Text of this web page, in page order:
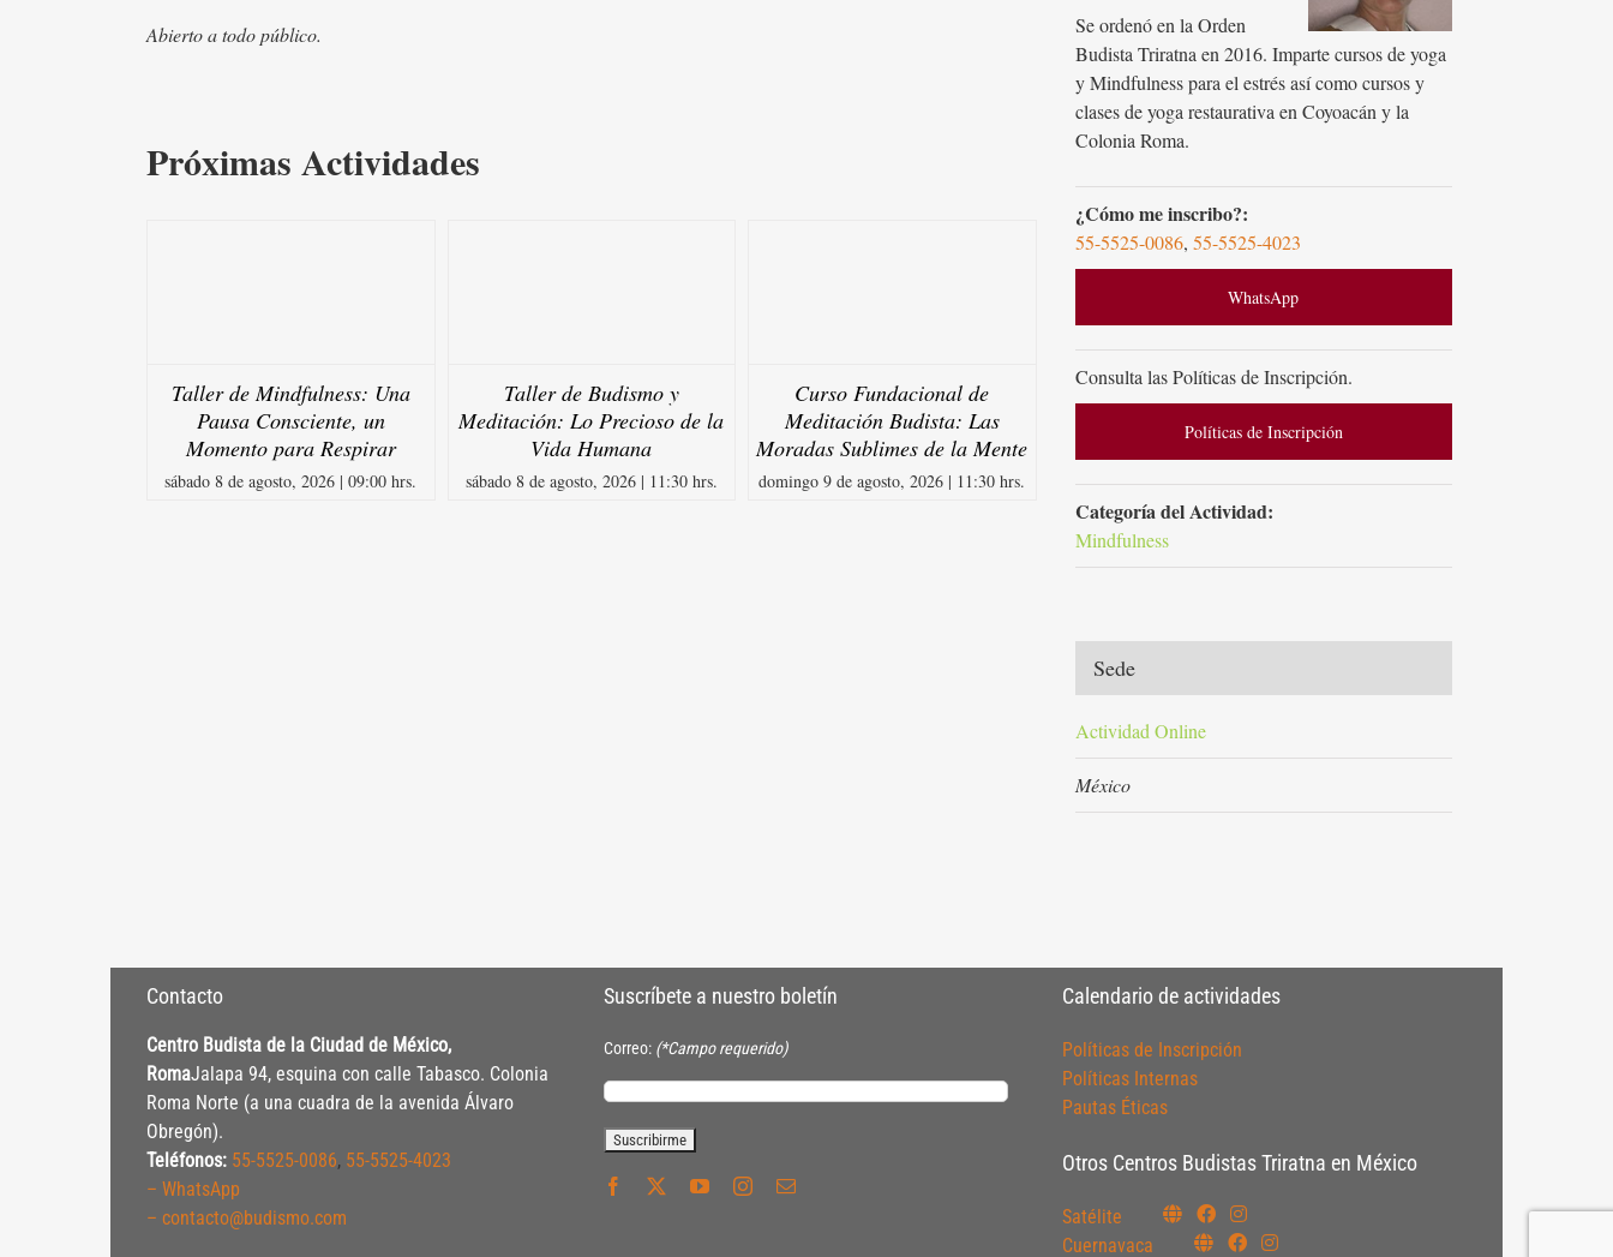
Abierto a todo público.
Próximas Actividades
Taller de Mindfulness: Una
Pausa Consciente, un
Momento para Respirar
sábado 8 de agosto, 2026 | 09:00 hrs.
Taller de Budismo y
Meditación: Lo Precioso de la
Vida Humana
sábado 8 de agosto, 2026 | 11:30 hrs.
Curso Fundacional de
Meditación Budista: Las
Moradas Sublimes de la Mente
domingo 9 de agosto, 2026 | 11:30 hrs.
Se ordenó en la Orden
Budista Triratna en 2016. Imparte cursos de yoga
y Mindfulness para el estrés así como cursos y
clases de yoga restaurativa en Coyoacán y la
Colonia Roma.
¿Cómo me inscribo?:
55-5525-0086, 55-5525-4023
WhatsApp
Consulta las Políticas de Inscripción.
Políticas de Inscripción
Categoría del Actividad:
Mindfulness
Sede
Actividad Online
México
Contacto
Centro Budista de la Ciudad de México,
RomaJalapa 94, esquina con calle Tabasco. Colonia
Roma Norte (a una cuadra de la avenida Álvaro
Obregón).
Teléfonos: 55-5525-0086, 55-5525-4023
– WhatsApp
– contacto@budismo.com
Suscríbete a nuestro boletín
Correo: (*Campo requerido)
Calendario de actividades
Políticas de Inscripción
Políticas Internas
Pautas Éticas
Otros Centros Budistas Triratna en México
Satélite
Cuernavaca